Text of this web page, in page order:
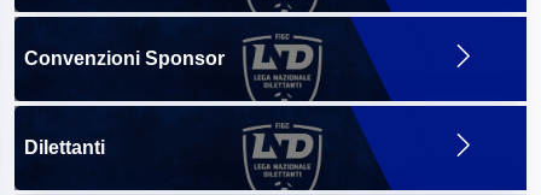
Convenzioni Sponsor
Dilettanti